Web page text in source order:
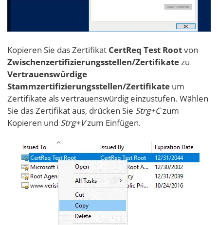
Kopieren Sie das Zertifikat CertReq Test Rootvon
Zwischenzertifizierungsstellen/Zertifikatezu
Vertrauenswürdige
Stammzertifizierungsstellen/Zertifikate um
Zertifikate als vertrauenswürdig einzustufen. Wählen
Sie das Zertifikat aus, drücken Sie Strg+Czum
Kopieren und Strg+Vzum Einfügen.